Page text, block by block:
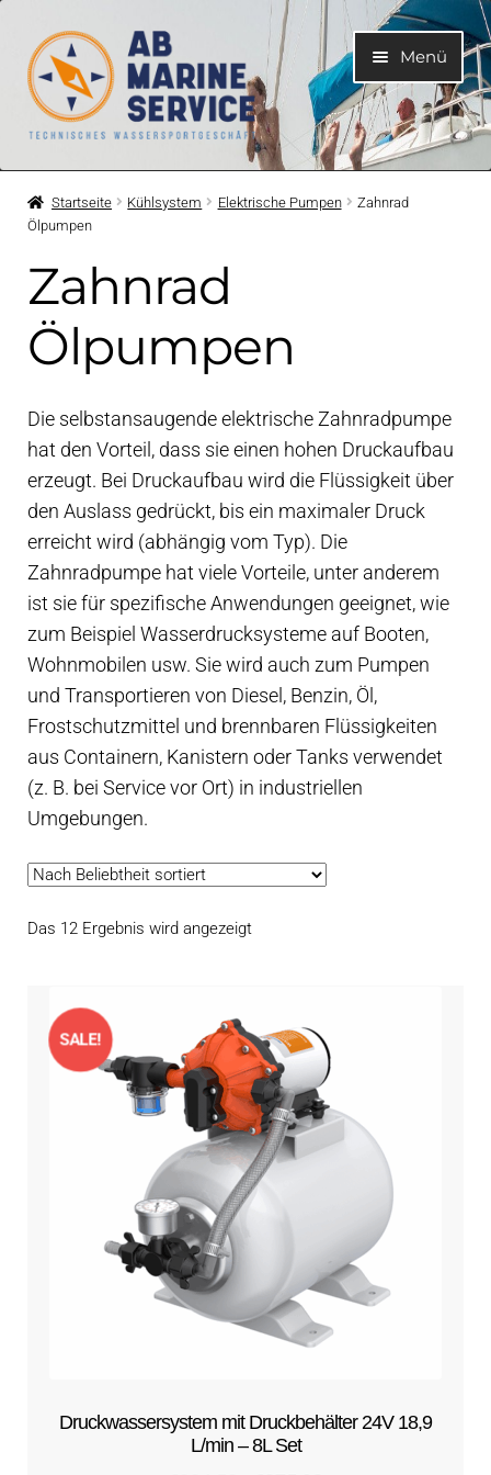
Zur
Navigation
springen
Zum
Inhalt
springen
Menü
Home
Motoren
Motorteile
Bootelektrik
Kühlsystem
öffnen
Kontakt
öffnen
Technikblog
Deutsch
öffnen
Startseite Kühlsystem Elektrische Pumpen
Zahnrad
Ölpumpen
Zahnrad
Ölpumpen
Die selbstansaugende elektrische Zahnradpumpe
hat den Vorteil, dass sie einen hohen Druckaufbau
erzeugt. Bei Druckaufbau wird die Flüssigkeit über
den Auslass gedrückt, bis ein maximaler Druck
erreicht wird (abhängig vom Typ). Die
Zahnradpumpe hat viele Vorteile, unter anderem
ist sie für spezifische Anwendungen geeignet, wie
zum Beispiel Wasserdrucksysteme auf Booten,
Wohnmobilen usw. Sie wird auch zum Pumpen
und Transportieren von Diesel, Benzin, Öl,
Frostschutzmittel und brennbaren Flüssigkeiten
aus Containern, Kanistern oder Tanks verwendet
(z. B. bei Service vor Ort) in industriellen
Umgebungen.
Das 12 Ergebnis wird angezeigtNach
Druckwassersystem mit Druckbehälter 24V 18,9
L/min – 8L Set
SALE!